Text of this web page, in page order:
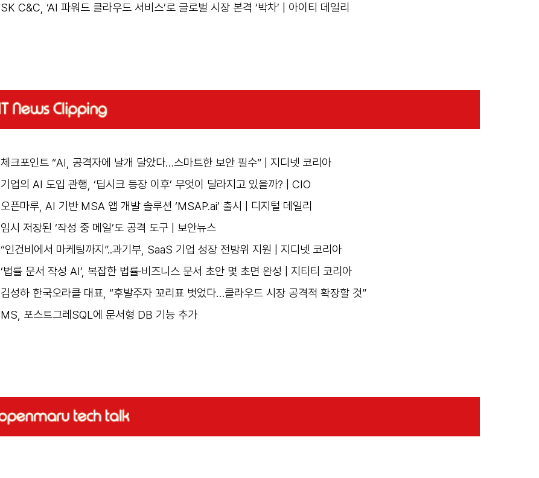
SK C&C, ‘AI 파워드 클라우드 서비스’로 글로벌 시장 본격 ‘박차’ | 아이티 데일리
체크포인트 “AI, 공격자에 날개 달았다…스마트한 보안 필수” | 지디넷 코리아
기업의 AI 도입 관행, ‘딥시크 등장 이후’ 무엇이 달라지고 있을까? | CIO
오픈마루, AI 기반 MSA 앱 개발 솔루션 ‘MSAP.ai’ 출시 | 디지털 데일리
임시 저장된 ‘작성 중 메일’도 공격 도구 | 보안뉴스
“인건비에서 마케팅까지”..과기부, SaaS 기업 성장 전방위 지원 | 지디넷 코리아
‘법률 문서 작성 AI’, 복잡한 법률·비즈니스 문서 초안 몇 초면 완성 | 지티티 코리아
김성하 한국오라클 대표, “후발주자 꼬리표 벗었다…클라우드 시장 공격적 확장할 것”
MS, 포스트그레SQL에 문서형 DB 기능 추가